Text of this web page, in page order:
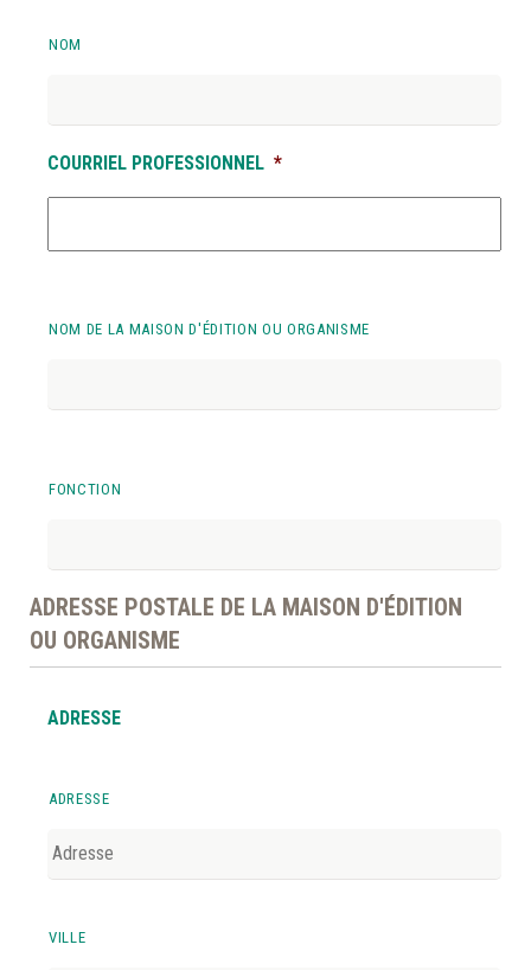
NOM
COURRIEL PROFESSIONNEL *
NOM DE LA MAISON D'ÉDITION OU ORGANISME
FONCTION
ADRESSE POSTALE DE LA MAISON D'ÉDITION
OU ORGANISME
ADRESSE
ADRESSE
VILLE